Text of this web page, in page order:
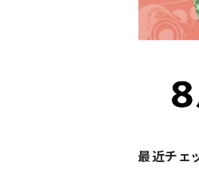
最近チェ